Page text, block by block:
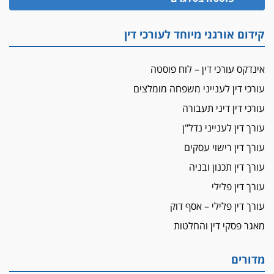
זוכה עורך-דין שהשווה את ברק לסינוואר ואת
מאסר לעורך הדין
פיקטיביות בשם פלסטינים
על המידתיות
ביה"ד המשמעתי ביטל השעיה לצמיתות של
עורכת-דין שהביעה שמחה ב-7 באוקטובר
אשם
עו"ד הלל בבייב הורשע בהונאת עשרות לקוחות,
ההסדר: 7-9 שנות מאסר
דין ומקרקעין
עורך דין ברמת השרון נחקר בחשד למרמה בעסקת
תובעת משטרתית פוטרה בחשד לעישון סמים
שנחשף בפעילות בלשים בטלגרם
קידום אורגני מיוחד לעורכי דין
אינדקס עורכי דין – לוח פוסטה
עורכי דין לענייני משפחה מומלצים
עורכי דין דיני תעבורה
עורך דין לענייני נדל"ן
עורך דין רישוי עסקים
עורך דין תכנון ובניה
עורך דין פלילי
עורך דין פלילי – אסף דוק
מאגר פסקי דין והחלטות
מדורים